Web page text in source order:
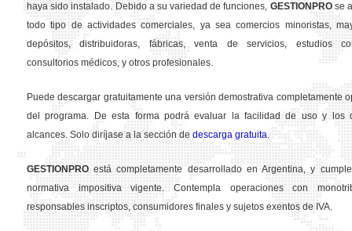
haya sido instalado. Debido a su variedad de funciones, GESTION PROse
todo tipo de actividades comerciales, ya sea comercios minoristas,
depósitos, distribuidoras, fábricas, venta de servicios, estudios
consultorios médicos, y otros profesionales.
Puede descargar gratuitamente una versión demostrativa completamente
del programa. De esta forma podrá evaluar la facilidad de uso y los
alcances. Solo diríjase a la sección de descarga gratuita.
GESTION PRO está completamente desarrollado en Argentina, y
normativa impositiva vigente. Contempla operaciones con
responsables inscriptos, consumidores finales y sujetos exentos de IVA.